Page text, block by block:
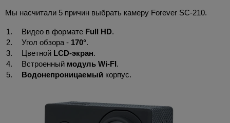
Мы насчитали 5 причин выбрать камеру Forever SC-210.
Видео в формате Full HD.
Угол обзора - 170°.
Цветной LCD-экран.
Встроенный модуль Wi-FI.
Водонепроницаемый корпус.